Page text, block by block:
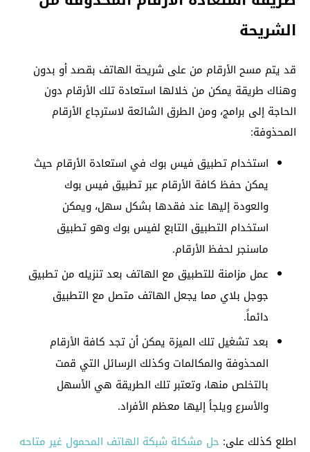
الشريحة
قد يتم مسح الأرقام من على شريحة الهاتف بقصد أو بدون
وهناك طريقة يمكن من خلالها استعادة تلك الأرقام دون
الحاجة إلى برامج، ومن الطرق الشائعة لاسترجاع الأرقام
المحذوفة:
استخدام تطبيق فيس بوك في استعادة الأرقام حيث
يمكن حفظ كافة الأرقام عبر تطبيق فيس بوك
والعودة إليها عند فقدها بشكل سهل، ويمكن
استخدام التطبيق التابع لفيس بوك وهو تطبيق
ماسنجر لحفظ الأرقام.
عمل مزامنة للتطبيق مع الهاتف بعد تنزيله من تطبيق
جوجل بلاي مما يجعل الهاتف متصل مع التطبيق
دائماً.
بعد تشغيل تلك الميزة يمكن أن تجد كافة الأرقام
المحذوفة والمكالمات وكذلك الرسائل التي قمت
بالتخلص منها، وتعتبر تلك الطريقة هي الأسهل
والأسرع ويلجأ إليها معظم الأفراد.
اطلع كذلك على: حل مشكلة شبكة الهاتف المحمول غير متاحه